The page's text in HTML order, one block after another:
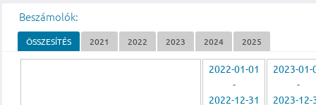
Beszámolók:
ÖSSZESÍTÉS 2021 2022 2023 2024 2025
2022-01-01
-
2022-12-31
2023-01-
-
2023-12-